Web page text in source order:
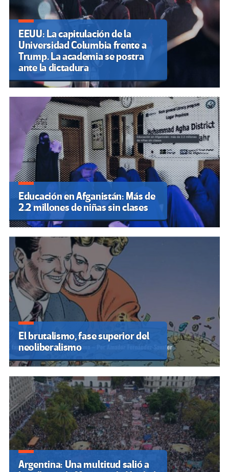
EEUU: La capitulación de la
Universidad Columbia frente a
Trump. La academia se postra
ante la dictadura
Educación en Afganistán: Más de
2.2 millones de niñas sin clases
El brutalismo, fase superior del
neoliberalismo
Argentina: Una multitud salió a